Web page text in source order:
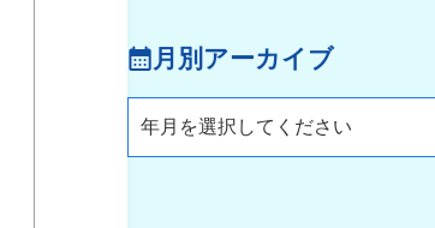
月別アーカイブ
年月を選択してください